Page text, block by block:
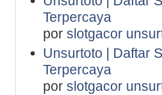
Terpercaya
por slotgacor
Unsurtoto | Daftar
Terpercaya
por slotgacor